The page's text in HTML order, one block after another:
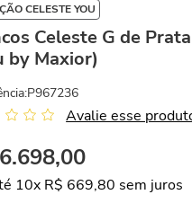
CELESTE YOU
Celeste G de
by Maxior)
:P967236
Avalie esse
6.698,00
10x R$ 669,80 sem juros